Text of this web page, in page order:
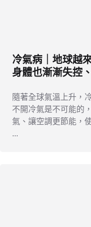
冷氣病｜地球越
身體也漸漸失控
隨著全球氣溫上升，
不開冷氣是不可能的
氣、讓空調更節能，
...